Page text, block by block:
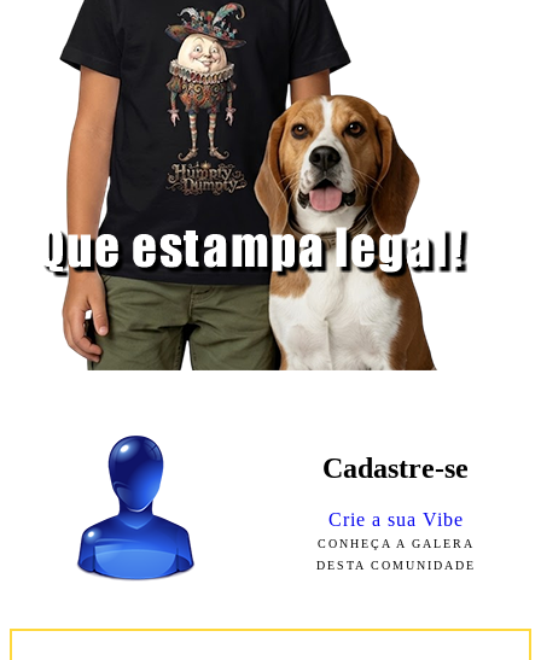
Cadastre-se
Crie a sua Vibe
CONHEÇA A GALERA
DESTA COMUNIDADE